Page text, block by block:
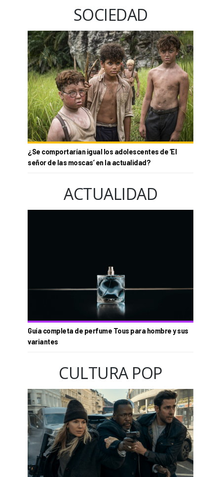
SOCIEDAD
¿Se comportarían igual los adolescentes de ‘El
señor de las moscas’ en la actualidad?
ACTUALIDAD
Guía completa de perfume Tous para hombre y sus
variantes
CULTURA POP